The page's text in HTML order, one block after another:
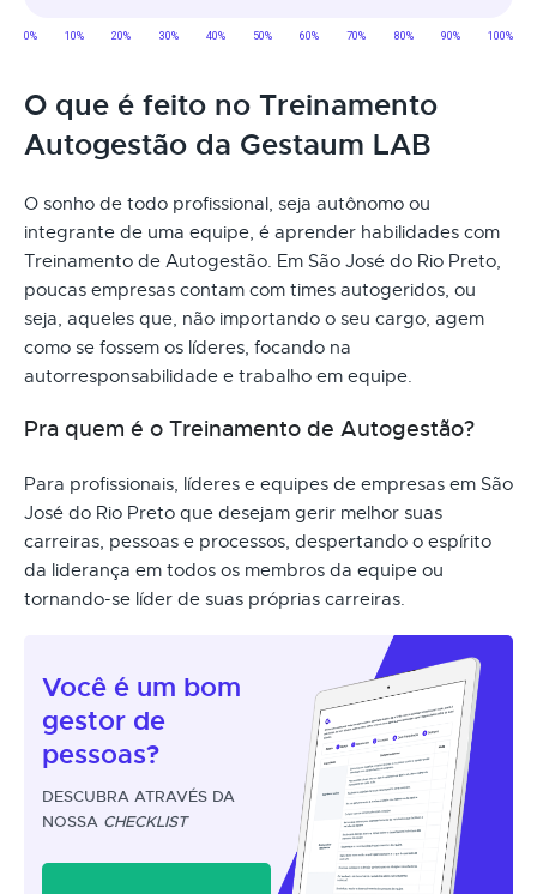
O que é feito no Treinamento
Autogestão da Gestaum LAB
O sonho de todo profissional, seja autônomo ou
integrante de uma equipe, é aprender habilidades com
Treinamento de Autogestão. Em São José do Rio Preto,
poucas empresas contam com times autogeridos, ou
seja, aqueles que, não importando o seu cargo, agem
como se fossem os líderes, focando na
autorresponsabilidade e trabalho em equipe.
Pra quem é o Treinamento de Autogestão?
Para profissionais, líderes e equipes de empresas em São
José do Rio Preto que desejam gerir melhor suas
carreiras, pessoas e processos, despertando o espírito
da liderança em todos os membros da equipe ou
tornando-se líder de suas próprias carreiras.
Você é um bom
gestor de
pessoas?
DESCUBRA ATRAVÉS DA
NOSSA CHECKLIST